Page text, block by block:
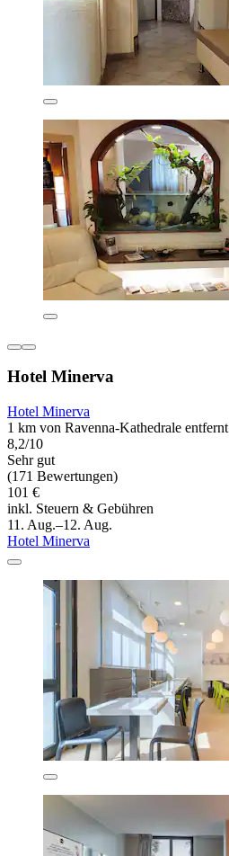
Hotel Minerva
Hotel Minerva
1 km von Ravenna-Kathedrale entfernt
8,2/10
Sehr gut
(171 Bewertungen)
101 €
inkl. Steuern & Gebühren
11. Aug.–12. Aug.
Hotel Minerva